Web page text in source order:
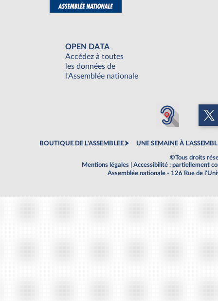
OPEN DATA
Accédez à toutes
les données de
l'Assemblée nationale
BOUTIQUE DE L'ASSEMBLEE UNE SEMAINE À
©Tous droits
Mentions légales
Accessibilité : partiellement
Assemblée nationale - 126 Rue de